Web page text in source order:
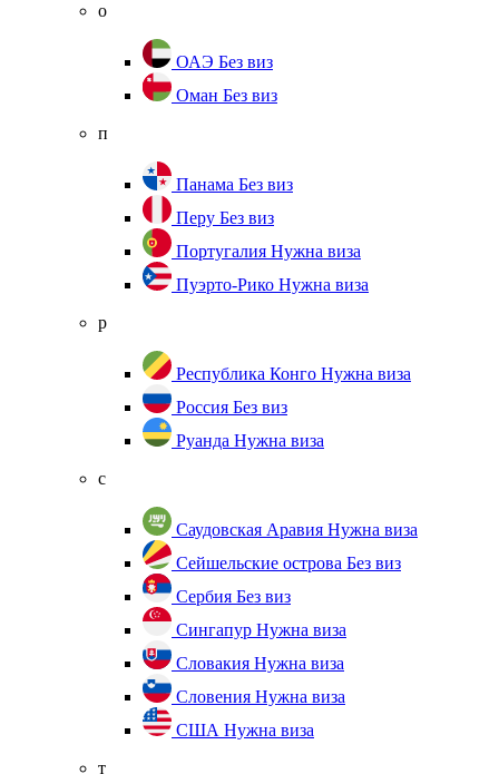
о
ОАЭ Без виз
Оман Без виз
п
Панама Без виз
Перу Без виз
Португалия Нужна виза
Пуэрто-Рико Нужна виза
р
Республика Конго Нужна виза
Россия Без виз
Руанда Нужна виза
с
Саудовская Аравия Нужна виза
Сейшельские острова Без виз
Сербия Без виз
Сингапур Нужна виза
Словакия Нужна виза
Словения Нужна виза
США Нужна виза
т